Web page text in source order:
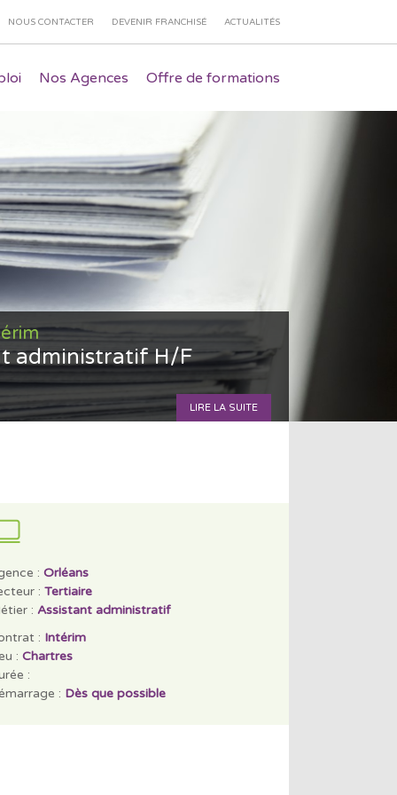
NOUS CONTACTER DEVENIR FRANCHISÉ ACTUALITÉS
Nos Agences Offre de formations
administratif H/F
LIRE LA SUITE
: Orléans
: Tertiaire
: Assistant administratif
: Intérim
: Chartres
:
: Dès que possible